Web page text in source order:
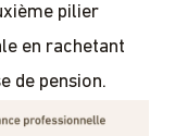
pilier
en rachetant
de pension.